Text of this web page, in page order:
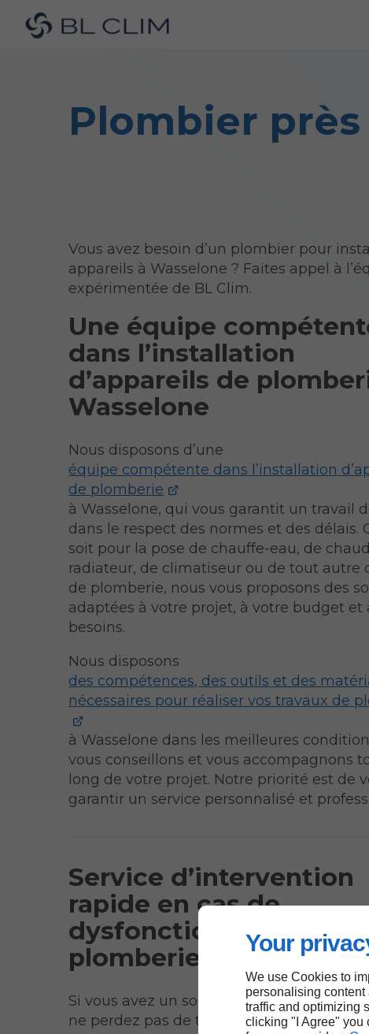
Your
We use Cookies to
personalising
traffic and optimizing
clicking "I Agree" you
Plombier
Vous avez besoin d’un plombier pour
appareils à Wasselone ? Faites appel à
expérimentée de BL Clim.
Une équipe
dans l’installation
d’appareils de
Wasselone
Nous disposons d’une
équipe compétente dans l’installation
de plomberie
à Wasselone, qui vous garantit un travail
dans le respect des normes et des délais.
soit pour la pose de chauffe-eau, de
radiateur, de climatiseur ou de tout autre
de plomberie, nous vous proposons des
adaptées à votre projet, à votre budget et
besoins.
Nous disposons
des compétences, des outils et des
nécessaires pour réaliser vos travaux de
à Wasselone dans les meilleures
vous conseillons et vous accompagnons
long de votre projet. Notre priorité est de
garantir un service personnalisé et
Service d’intervention
rapide en cas de
dysfonctionnement de
plomberie à
Si vous avez un souci de plomberie à
ne perdez pas de temps, contactez-nous !